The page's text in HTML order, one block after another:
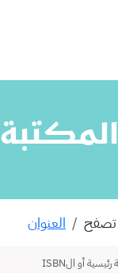
المكتبة
تصفح العنوان